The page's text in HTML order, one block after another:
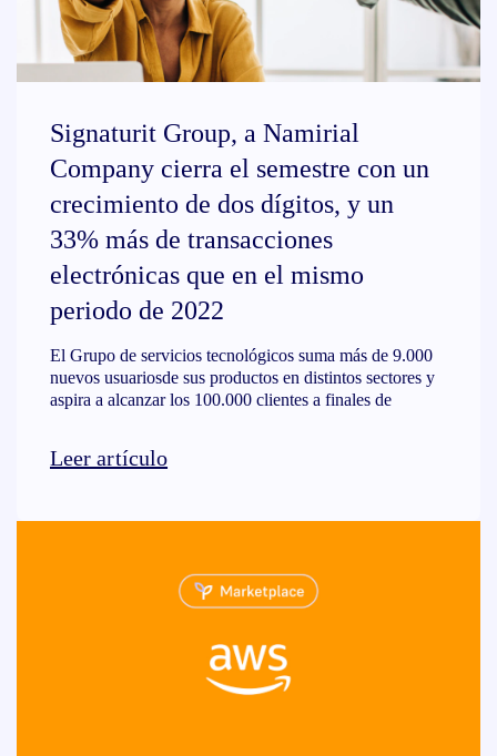
Signaturit Group, a Namirial
Company cierra el semestre con un
crecimiento de dos dígitos, y un
33% más de transacciones
electrónicas que en el mismo
periodo de 2022
El Grupo de servicios tecnológicos suma más de 9.000
nuevos usuariosde sus productos en distintos sectores y
aspira a alcanzar los 100.000 clientes a finales de
Leer artículo